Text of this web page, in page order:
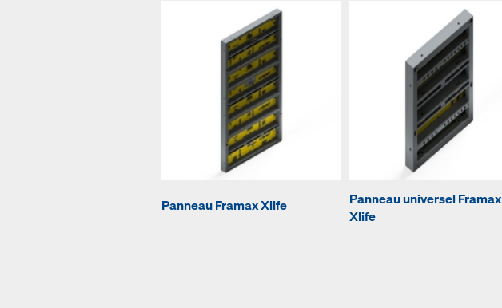
Panneau Framax Xlife
Panneau universel Framax
Xlife